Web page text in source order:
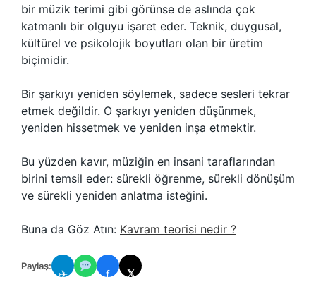
bir müzik terimi gibi görünse de aslında çok
katmanlı bir olguyu işaret eder. Teknik, duygusal,
kültürel ve psikolojik boyutları olan bir üretim
biçimidir.
Bir şarkıyı yeniden söylemek, sadece sesleri tekrar
etmek değildir. O şarkıyı yeniden düşünmek,
yeniden hissetmek ve yeniden inşa etmektir.
Bu yüzden kavır, müziğin en insani taraflarından
birini temsil eder: sürekli öğrenme, sürekli dönüşüm
ve sürekli yeniden anlatma isteğini.
Buna da Göz Atın: Kavram teorisi nedir ?
Paylaş:
✈ f 𝕏